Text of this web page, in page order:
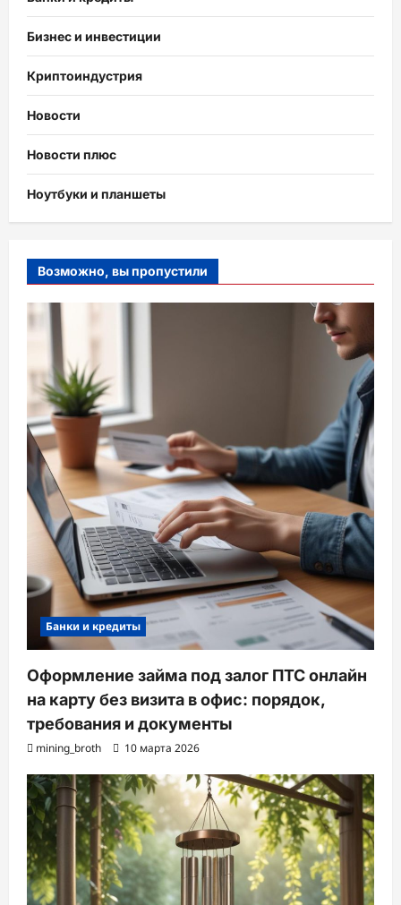
Бизнес и инвестиции
Криптоиндустрия
Новости
Новости плюс
Ноутбуки и планшеты
Возможно, вы пропустили
Банки и кредиты
Оформление займа под залог ПТС онлайн
на карту без визита в офис: порядок,
требования и документы
mining_broth 10 марта 2026